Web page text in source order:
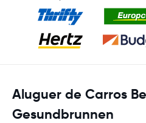
Aluguer de Carros
Gesundbrunnen